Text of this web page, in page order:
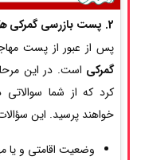
2. پست بازرسی گمرکی
پس از عبور از پست
گمرکی است. در این
کرد که از شما سوالاتی
خواهند پرسید. این
وضعیت اقامتی و یا